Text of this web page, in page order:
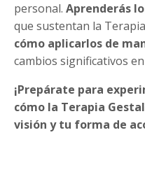
personal. Aprenderás
que sustentan la
cómo aplicarlos de
cambios significativos
¡Prepárate para
cómo la Terapia
visión y tu forma de